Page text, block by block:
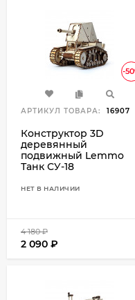
-
АРТИКУЛ ТОВАРА: 16907
Конструктор 3D
деревянный
подвижный Lemmo
Танк СУ-18
НЕТ В НАЛИЧИИ
4 180₽
2 090 ₽